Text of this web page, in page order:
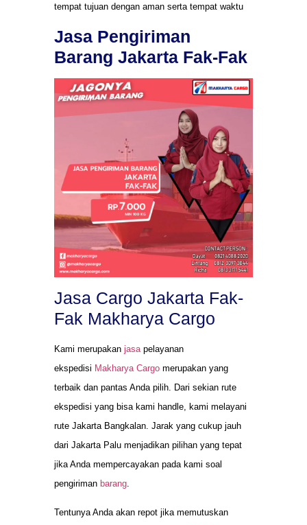
tempat tujuan dengan aman serta tempat waktu
Jasa Pengiriman
Barang Jakarta Fak-Fak
Jasa Cargo Jakarta Fak-
Fak Makharya Cargo
Kami merupakan jasa pelayanan
ekspedisi Makharya Cargo merupakan yang
terbaik dan pantas Anda pilih. Dari sekian rute
ekspedisi yang bisa kami handle, kami melayani
rute Jakarta Bangkalan. Jarak yang cukup jauh
dari Jakarta Palu menjadikan pilihan yang tepat
jika Anda mempercayakan pada kami soal
pengiriman barang
Tentunya Anda akan repot jika memutuskan